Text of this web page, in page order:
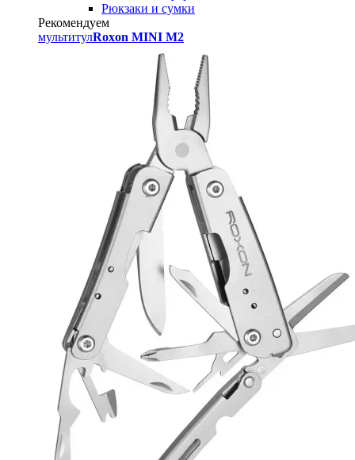
Рюкзаки и сумки
Рекомендуем
мультитулRoxon MINI M2